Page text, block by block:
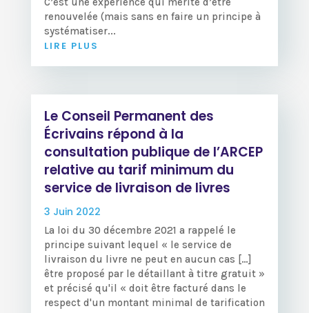
renouvelée (mais sans en faire un principe à
systématiser...
LIRE PLUS
Le Conseil Permanent des
Écrivains répond à la
consultation publique de l’ARCEP
relative au tarif minimum du
service de livraison de livres
3 Juin 2022
La loi du 30 décembre 2021 a rappelé le
principe suivant lequel « le service de
livraison du livre ne peut en aucun cas […]
être proposé par le détaillant à titre gratuit »
et précisé qu'il « doit être facturé dans le
respect d'un montant minimal de tarification